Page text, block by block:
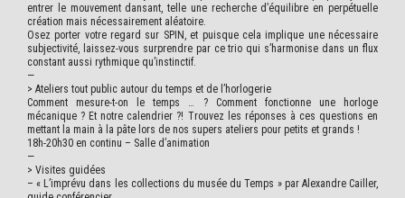
entrer le mouvement dansant, telle une recherche d’équilibre en perpétuelle
création mais nécessairement aléatoire.
Osez porter votre regard sur SPIN, et puisque cela implique une nécessaire
subjectivité, laissez-vous surprendre par ce trio qui s’harmonise dans un flux
constant aussi rythmique qu’instinctif.
—
> Ateliers tout public autour du temps et de l’horlogerie
Comment mesure-t-on le temps … ? Comment fonctionne une horloge
mécanique ? Et notre calendrier ?! Trouvez les réponses à ces questions en
mettant la main à la pâte lors de nos supers ateliers pour petits et grands !
18h-20h30 en continu – Salle d’animation
—
> Visites guidées
– « L’imprévu dans les collections du musée du Temps » par Alexandre Cailler,